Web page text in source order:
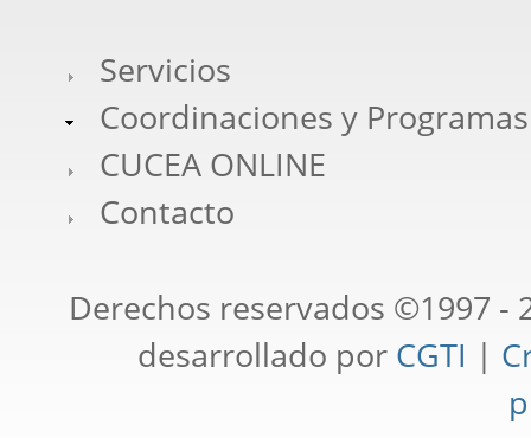
Servicios
Coordinaciones y Programas
CUCEA ONLINE
Contacto
Derechos reservados ©1997 -
desarrollado por CGTI |